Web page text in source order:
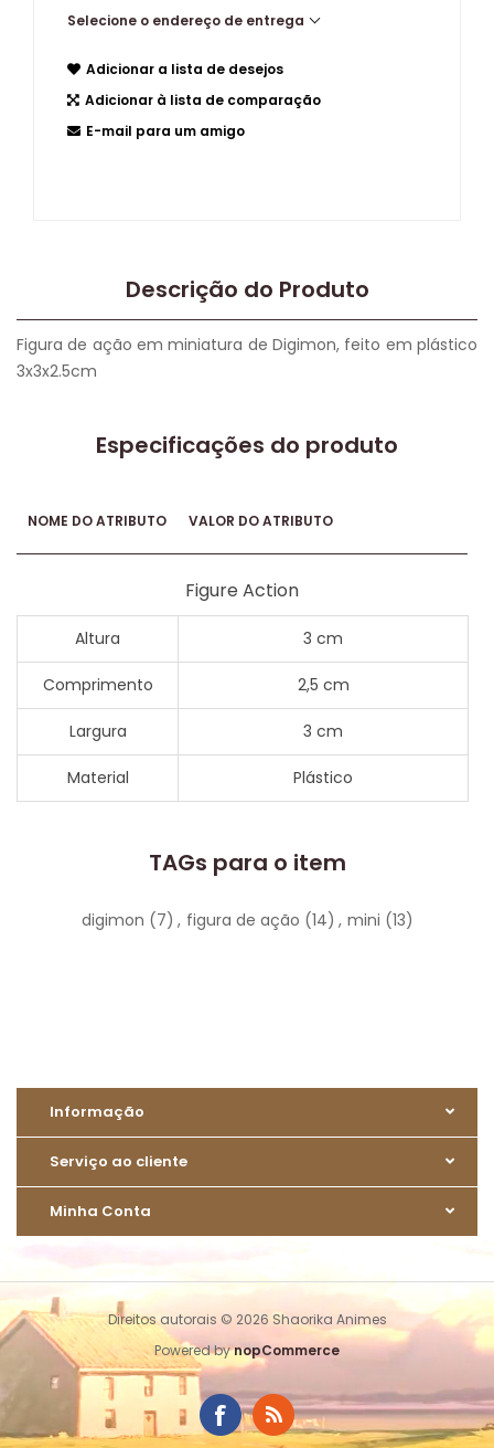
Selecione o endereço de entrega
Adicionar a lista de desejos
Adicionar à lista de comparação
E-mail para um amigo
Descrição do Produto
Figura de ação em miniatura de Digimon, feito em plástico
3x3x2.5cm
Especificações do produto
NOME DO ATRIBUTO VALOR DO ATRIBUTO
Figure Action
Altura 3 cm
Comprimento 2,5 cm
Largura 3 cm
Material Plástico
TAGs para o item
digimon (7) , figura de ação (14) , mini (13)
Informação
Serviço ao cliente
Minha Conta
Direitos autorais © 2026 Shaorika Animes
Powered bynopCommerce